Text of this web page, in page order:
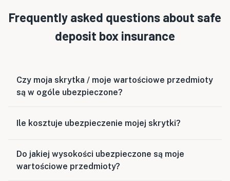
Frequently asked questions about safe
deposit box insurance
Czy moja skrytka / moje wartościowe przedmioty
są w ogóle ubezpieczone?
Ile kosztuje ubezpieczenie mojej skrytki?
Do jakiej wysokości ubezpieczone są moje
wartościowe przedmioty?